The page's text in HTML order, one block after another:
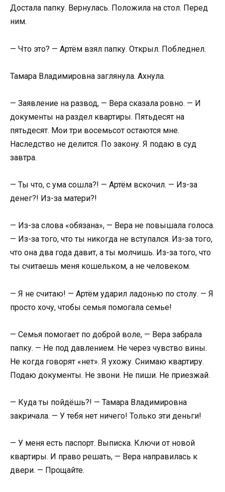
Достала папку. Вернулась. Положила на стол. Перед
ним.
— Что это? — Артём взял папку. Открыл. Побледнел.
Тамара Владимировна заглянула. Ахнула.
— Заявление на развод, — Вера сказала ровно. — И
документы на раздел квартиры. Пятьдесят на
пятьдесят. Мои три восемьсот остаются мне.
Наследство не делится. По закону. Я подаю в суд
завтра.
— Ты что, с ума сошла?! — Артём вскочил. — Из-за
денег?! Из-за матери?!
— Из-за слова «обязана», — Вера не повышала голоса.
— Из-за того, что ты никогда не вступался. Из-за того,
что она два года давит, а ты молчишь. Из-за того, что
ты считаешь меня кошельком, а не человеком.
— Я не считаю! — Артём ударил ладонью по столу. — Я
просто хочу, чтобы семья помогала семье!
— Семья помогает по доброй воле, — Вера забрала
папку. — Не под давлением. Не через чувство вины.
Не когда говорят «нет». Я ухожу. Снимаю квартиру.
Подаю документы. Не звони. Не пиши. Не приезжай.
— Куда ты пойдёшь?! — Тамара Владимировна
закричала. — У тебя нет ничего! Только эти деньги!
— У меня есть паспорт. Выписка. Ключи от новой
квартиры. И право решать, — Вера направилась к
двери. — Прощайте.